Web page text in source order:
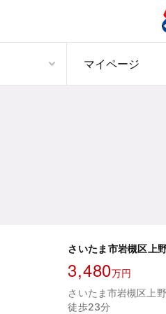
マイページ
さいたま市岩槻区上
3,480万円
さいたま市岩槻区上
徒歩23分